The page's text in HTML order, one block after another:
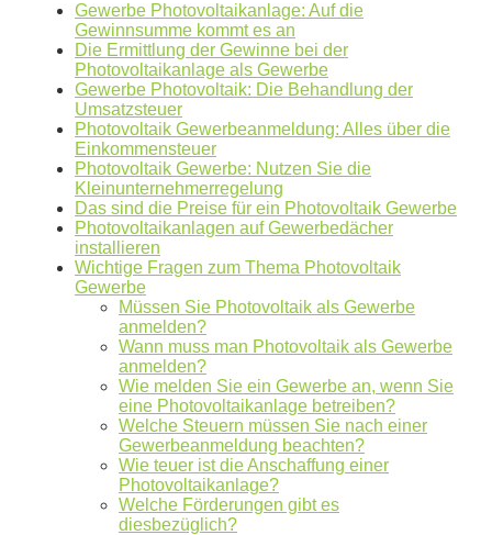
Dies ist eine beispielhafte Rechnung mit folgender
Annahme:
0kWh Verbrauch
aktuellen Strompreis von0Euro
Photovoltaikanlage mit0kWp Leistung
Stromspeicher mit einer Kapazität von0kW
ergibt ein Autarkiegrad von
Detailliertere Berechnungen liefert unser
Wirtschaftlichkeitsrechner
die bis 5000 kWh optimiert ist.
Jetzt unverbindliches Angebot erhalten
Bitte lasse dieses Feld leer.
Gewerbe Photovoltaikanlage: Auf die
Gewinnsumme kommt es an
Die Ermittlung der Gewinne bei der
Photovoltaikanlage als Gewerbe
Gewerbe Photovoltaik: Die Behandlung der
Umsatzsteuer
Photovoltaik Gewerbeanmeldung: Alles über die
Einkommensteuer
Photovoltaik Gewerbe: Nutzen Sie die
Kleinunternehmerregelung
Das sind die Preise für ein Photovoltaik Gewerbe
Photovoltaikanlagen auf Gewerbedächer
installieren
Wichtige Fragen zum Thema Photovoltaik
Gewerbe
Müssen Sie Photovoltaik als Gewerbe
anmelden?
Wann muss man Photovoltaik als Gewerbe
anmelden?
Wie melden Sie ein Gewerbe an, wenn Sie
eine Photovoltaikanlage betreiben?
Welche Steuern müssen Sie nach einer
Gewerbeanmeldung beachten?
Wie teuer ist die Anschaffung einer
Photovoltaikanlage?
Welche Förderungen gibt es
diesbezüglich?